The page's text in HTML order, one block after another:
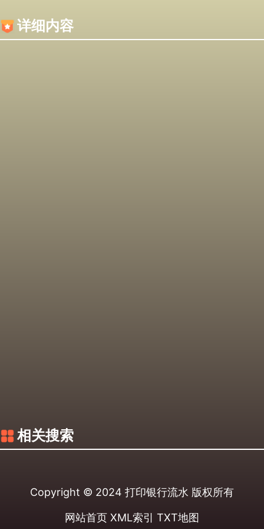
详细内容
相关搜索
Copyright © 2024 打印银行流水 版权所有
网站首页 XML索引 TXT地图